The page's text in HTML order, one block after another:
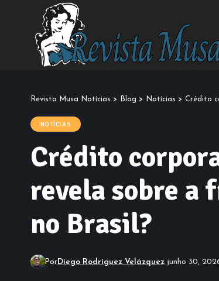
Revista Musa Notícias > Blog > Notícias > Crédito
NOTÍCIAS
Crédito
revela sobre a
no Brasil?
PorDiego Rodríguez Velázquez junho 30,